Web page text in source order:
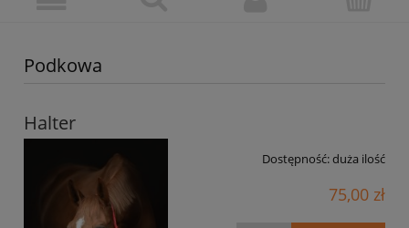
Podkowa
Halter
Dostępność:duża ilość
75,00 zł